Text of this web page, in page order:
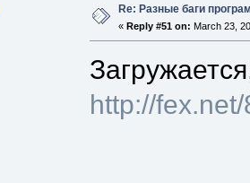
Re: Разные баги
« Reply #51 on: March 23,
http://